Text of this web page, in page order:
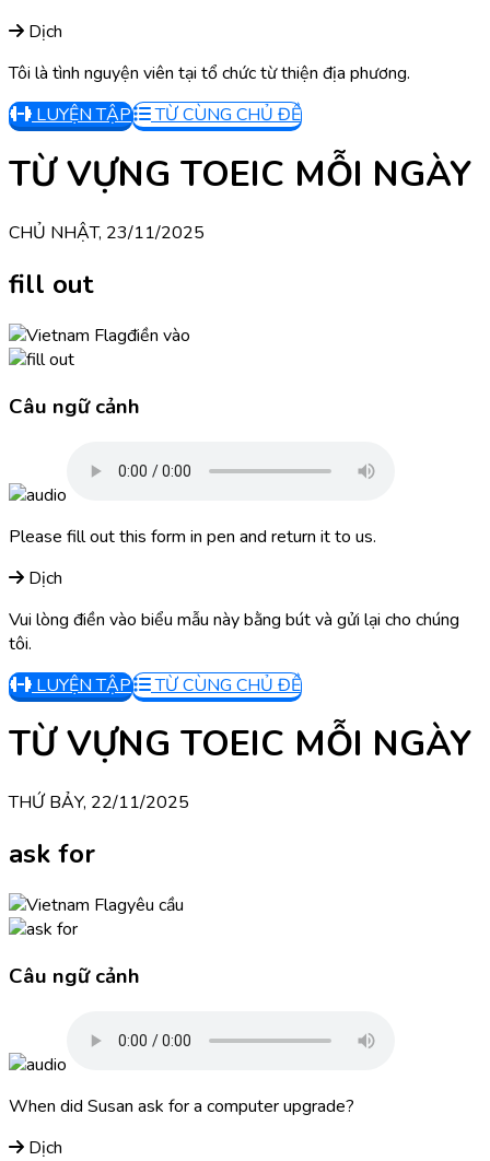
Dịch
Tôi là tình nguyện viên tại tổ chức từ thiện địa phương.
LUYỆN TẬP
TỪ CÙNG CHỦ ĐỀ
TỪ VỰNG TOEIC MỖI NGÀY
CHỦ NHẬT, 23/11/2025
fill out
điền vào
Câu ngữ cảnh
Please fill out this form in pen and return it to us.
Dịch
Vui lòng điền vào biểu mẫu này bằng bút và gửi lại cho chúng
tôi.
LUYỆN TẬP
TỪ CÙNG CHỦ ĐỀ
TỪ VỰNG TOEIC MỖI NGÀY
THỨ BẢY, 22/11/2025
ask for
yêu cầu
Câu ngữ cảnh
When did Susan ask for a computer upgrade?
Dịch